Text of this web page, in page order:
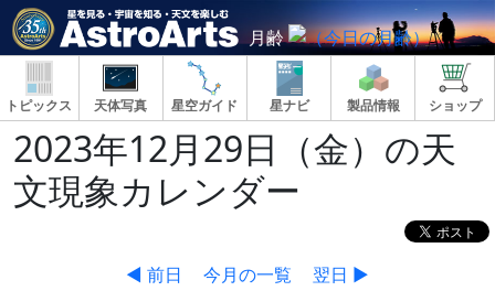
月齢
トピックス 天体写真 星空ガイド 星ナビ 製品情報 ショップ
2023年12月29日（金）の天
文現象カレンダー
◀ 前日 今月の一覧 翌日 ▶